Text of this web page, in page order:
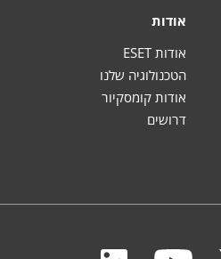
אודות
אודות ESET
הטכנולוגיה שלנו
אודות קומסקיור
דרושים